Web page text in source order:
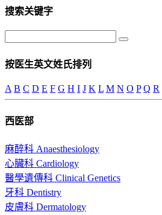
搜索关键字
按医生英文姓氏排列
A B C D E F G H I J K L M N O P Q R
西医部
麻醉科 Anaesthesiology
心臟科 Cardiology
醫學遺傳科 Clinical Genetics
牙科 Dentistry
皮膚科 Dermatology